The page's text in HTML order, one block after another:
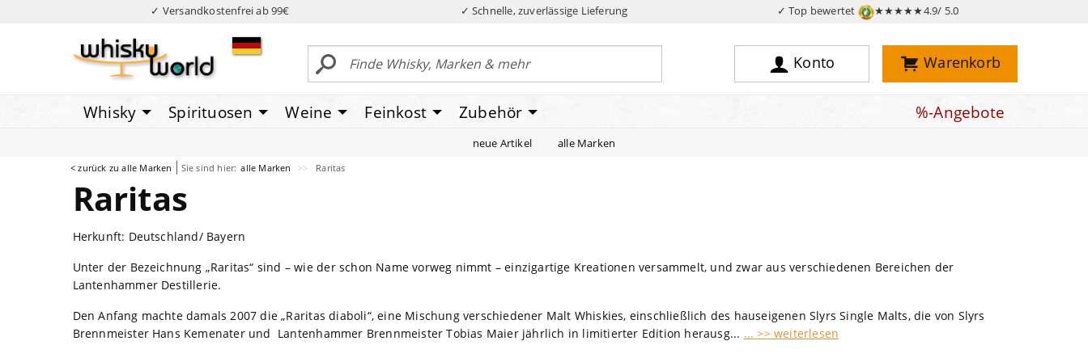
✓ Versandkostenfrei ab 99€ ✓ Schnelle, zuverlässige Lieferung ✓ Top bewertet ★★★★★4.9/ 5.0
Konto Warenkorb
Whisky Spirituosen Weine Feinkost Zubehör %-Angebote
neue Artikel alle Marken
< zurück zu alle Marken Sie sind hier: alle Marken Raritas
Raritas
Herkunft: Deutschland/ Bayern
Unter der Bezeichnung „Raritas“ sind – wie der schon Name vorweg nimmt – einzigartige Kreationen versammelt, und zwar aus verschiedenen Bereichen der
Lantenhammer Destillerie.
Den Anfang machte damals 2007 die „Raritas diaboli“, eine Mischung verschiedener Malt Whiskies, einschließlich des hauseigenen Slyrs Single Malts, die von Slyrs
Brennmeister Hans Kemenater und Lantenhammer Brennmeister Tobias Maier jährlich in limitierter Edition herausg... ... >> weiterlesen